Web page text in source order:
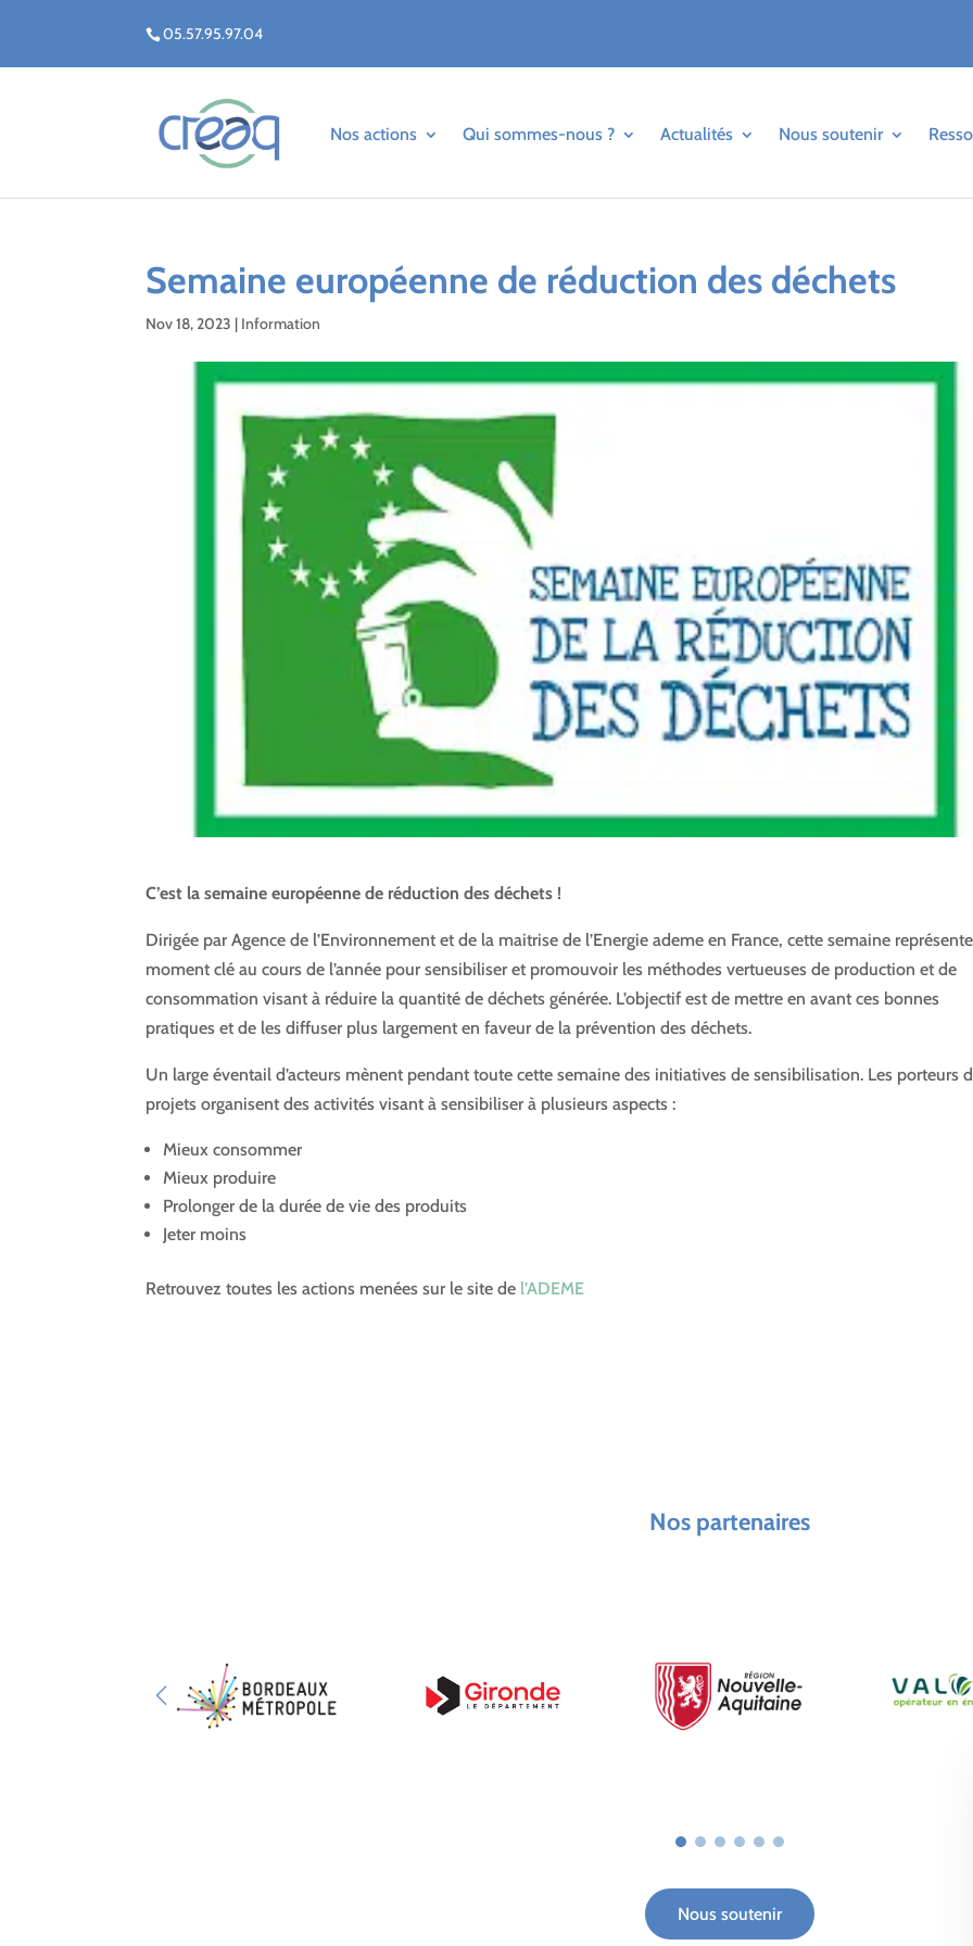
05.57.95.97.04
Nos actions Qui sommes-nous ? Actualités Nous soutenir
Semaine européenne de réduction des déchets
Nov 18, 2023 | Information
C’est la semaine européenne de réduction des déchets !
Dirigée parAgence de l’Environnement et de la maitrise de l’Energie ademe en France, cette semaine
moment clé au cours de l’année pour sensibiliser et promouvoir les méthodes vertueuses de production et de
consommation visant à réduire la quantité de déchets générée. L’objectif est de mettre en avant ces bonnes
pratiques et de les diffuser plus largement en faveur de la prévention des déchets.
Un large éventail d’acteurs mènent pendant toute cette semaine des initiatives de sensibilisation. Les porteurs
projets organisent des activités visant à sensibiliser à plusieurs aspects :
Mieux consommer
Mieux produire
Prolonger de la durée de vie des produits
Jeter moins
Retrouvez toutes les actions menées sur le site de l’ADEME
Nos partenaires
Nous soutenir